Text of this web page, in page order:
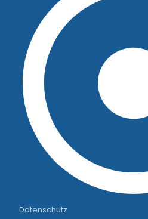
Datenschutz